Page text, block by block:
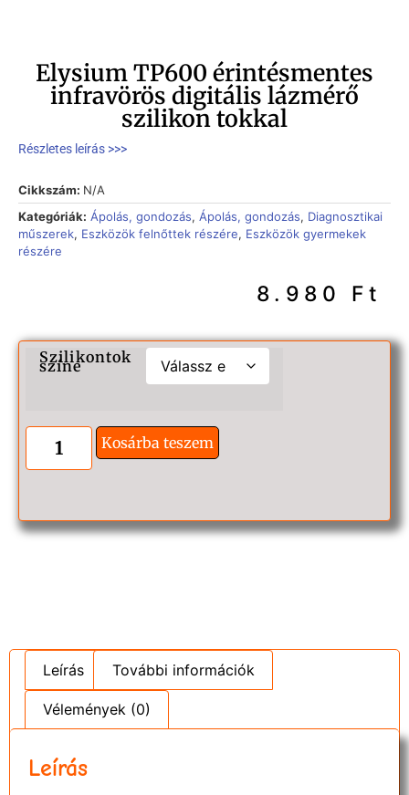
Elysium TP600 érintésmentes
infravörös digitális lázmérő
szilikon tokkal
Részletes leírás >>>
Cikkszám: N/A
Kategóriák: Ápolás, gondozás, Ápolás, gondozás, Diagnosztikai
műszerek, Eszközök felnőttek részére, Eszközök gyermekek
részére
8.980 Ft
Szilikontok
színe
Kosárba teszem
Leírás További információk
Vélemények (0)
Leírás